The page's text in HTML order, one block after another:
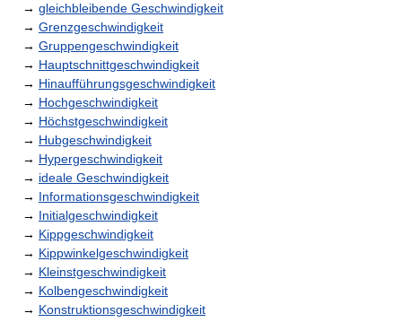
→ gleichbleibende Geschwindigkeit
→ Grenzgeschwindigkeit
→ Gruppengeschwindigkeit
→ Hauptschnittgeschwindigkeit
→ Hinaufführungsgeschwindigkeit
→ Hochgeschwindigkeit
→ Höchstgeschwindigkeit
→ Hubgeschwindigkeit
→ Hypergeschwindigkeit
→ ideale Geschwindigkeit
→ Informationsgeschwindigkeit
→ Initialgeschwindigkeit
→ Kippgeschwindigkeit
→ Kippwinkelgeschwindigkeit
→ Kleinstgeschwindigkeit
→ Kolbengeschwindigkeit
→ Konstruktionsgeschwindigkeit